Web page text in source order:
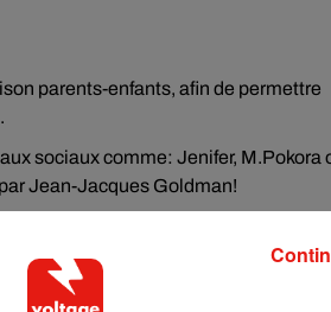
parents-enfants, afin de permettre
sociaux comme: Jenifer, M.Pokora
Jean-Jacques Goldman!
Shy'm, Lorie,
de divers horizons.